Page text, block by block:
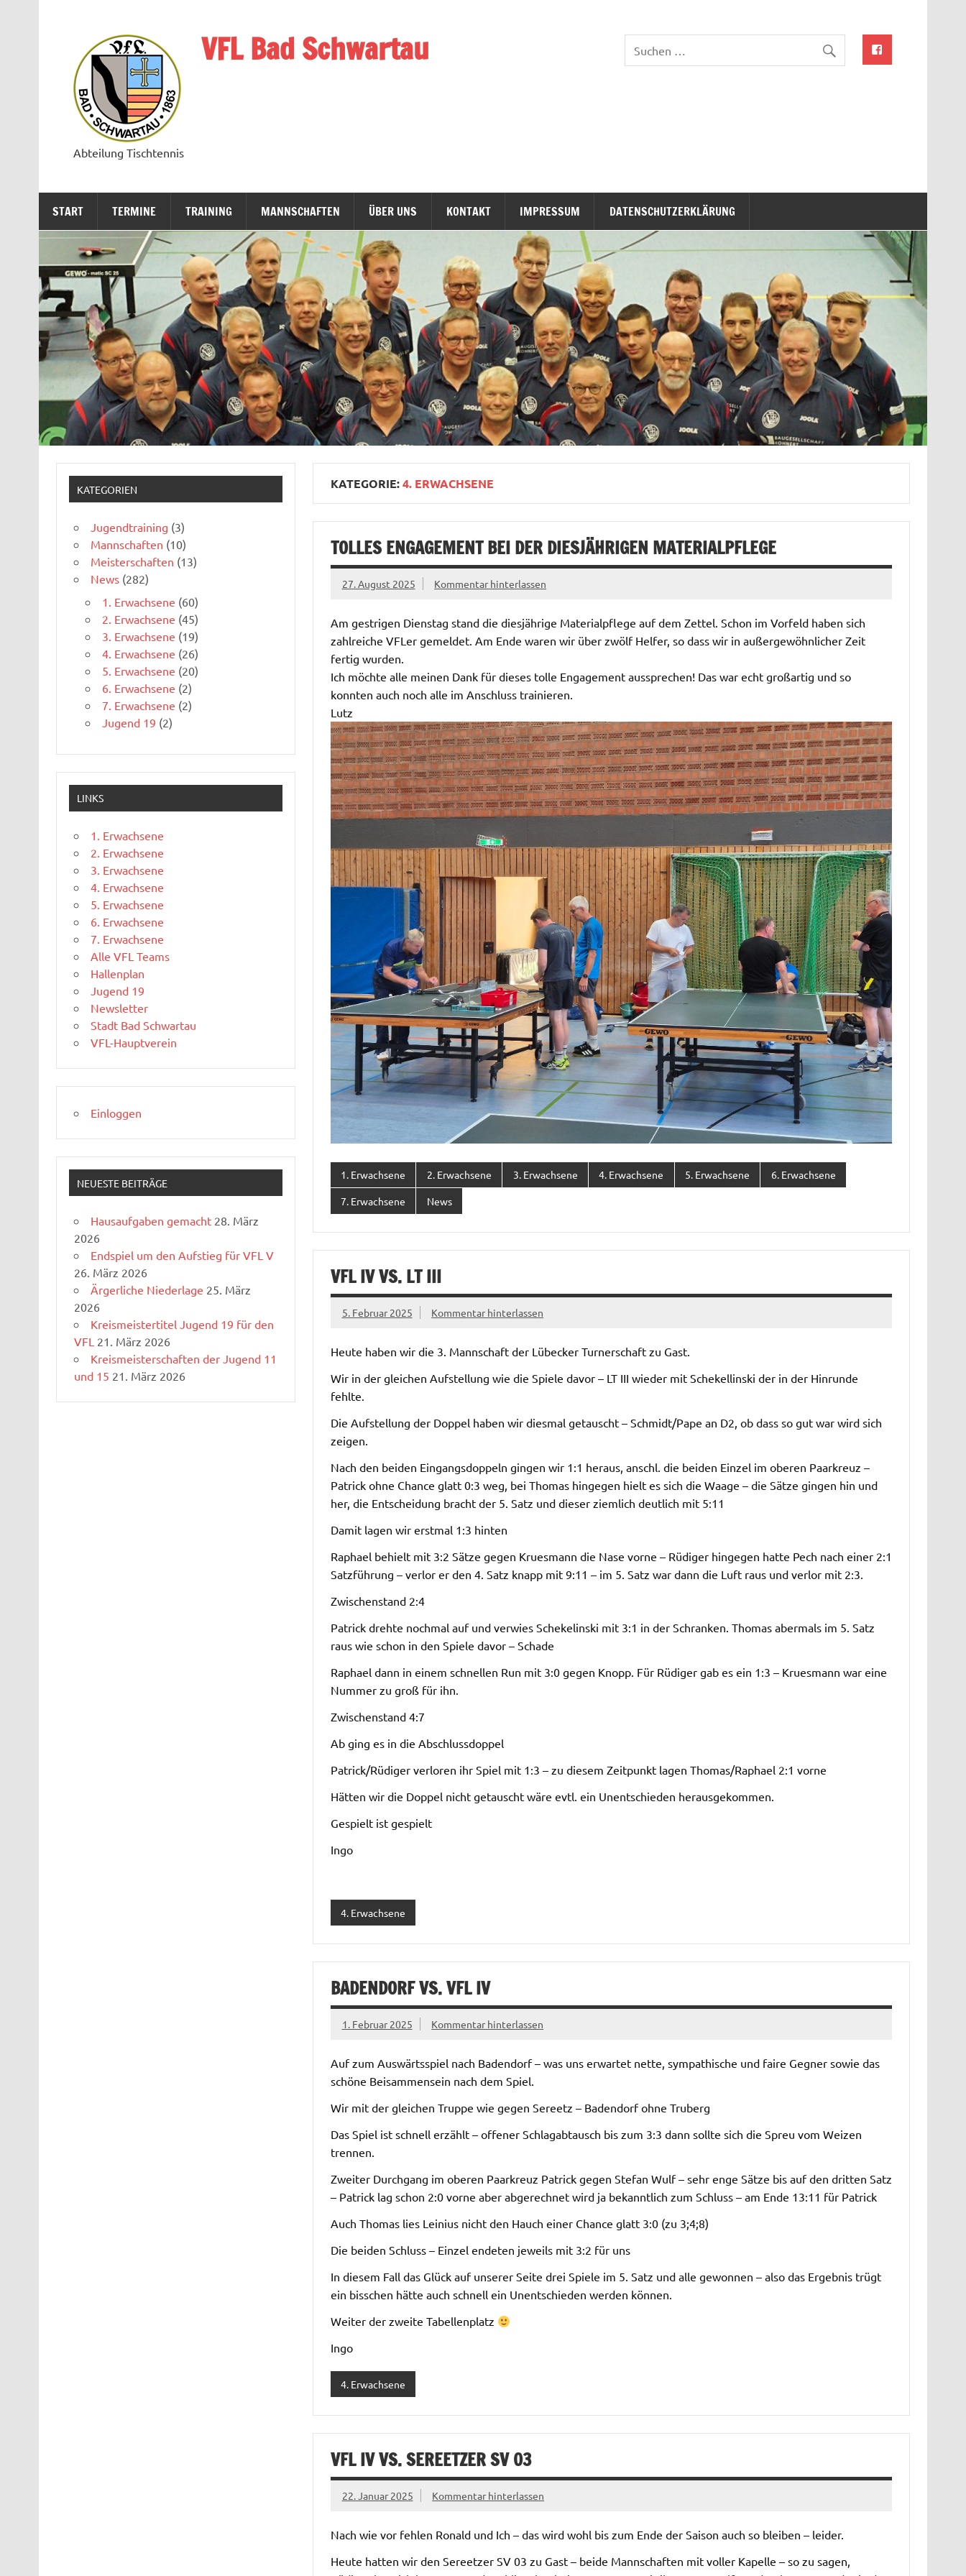
VFL Bad Schwartau
Abteilung Tischtennis
START TERMINE TRAINING MANNSCHAFTEN ÜBER UNS KONTAKT IMPRESSUM DATENSCHUTZERKLÄRUNG
KATEGORIE:4. ERWACHSENE
TOLLES ENGAGEMENT BEI DER DIESJÄHRIGEN MATERIALPFLEGE
27. August 2025 Kommentar hinterlassen
Am gestrigen Dienstag stand die diesjährige Materialpflege auf dem Zettel. Schon im Vorfeld haben sich
zahlreiche VFLer gemeldet. Am Ende waren wir über zwölf Helfer, so dass wir in außergewöhnlicher Zeit
fertig wurden.
Ich möchte alle meinen Dank für dieses tolle Engagement aussprechen! Das war echt großartig und so
konnten auch noch alle im Anschluss trainieren.
Lutz
1. Erwachsene 2. Erwachsene 3. Erwachsene 4. Erwachsene 5. Erwachsene 6. Erwachsene
7. Erwachsene News
VFL IV VS. LT III
5. Februar 2025 Kommentar hinterlassen
Heute haben wir die 3. Mannschaft der Lübecker Turnerschaft zu Gast.
Wir in der gleichen Aufstellung wie die Spiele davor – LT III wieder mit Schekellinski der in der Hinrunde
fehlte.
Die Aufstellung der Doppel haben wir diesmal getauscht – Schmidt/Pape an D2, ob dass so gut war wird sich
zeigen.
Nach den beiden Eingangsdoppeln gingen wir 1:1 heraus, anschl. die beiden Einzel im oberen Paarkreuz –
Patrick ohne Chance glatt 0:3 weg, bei Thomas hingegen hielt es sich die Waage – die Sätze gingen hin und
her, die Entscheidung bracht der 5. Satz und dieser ziemlich deutlich mit 5:11
Damit lagen wir erstmal 1:3 hinten
Raphael behielt mit 3:2 Sätze gegen Kruesmann die Nase vorne – Rüdiger hingegen hatte Pech nach einer 2:1
Satzführung – verlor er den 4. Satz knapp mit 9:11 – im 5. Satz war dann die Luft raus und verlor mit 2:3.
Zwischenstand 2:4
Patrick drehte nochmal auf und verwies Schekelinski mit 3:1 in der Schranken. Thomas abermals im 5. Satz
raus wie schon in den Spiele davor – Schade
Raphael dann in einem schnellen Run mit 3:0 gegen Knopp. Für Rüdiger gab es ein 1:3 – Kruesmann war eine
Nummer zu groß für ihn.
Zwischenstand 4:7
Ab ging es in die Abschlussdoppel
Patrick/Rüdiger verloren ihr Spiel mit 1:3 – zu diesem Zeitpunkt lagen Thomas/Raphael 2:1 vorne
Hätten wir die Doppel nicht getauscht wäre evtl. ein Unentschieden herausgekommen.
Gespielt ist gespielt
Ingo
4. Erwachsene
BADENDORF VS. VFL IV
1. Februar 2025 Kommentar hinterlassen
Auf zum Auswärtsspiel nach Badendorf – was uns erwartet nette, sympathische und faire Gegner sowie das
schöne Beisammensein nach dem Spiel.
Wir mit der gleichen Truppe wie gegen Sereetz – Badendorf ohne Truberg
Das Spiel ist schnell erzählt – offener Schlagabtausch bis zum 3:3 dann sollte sich die Spreu vom Weizen
trennen.
Zweiter Durchgang im oberen Paarkreuz Patrick gegen Stefan Wulf – sehr enge Sätze bis auf den dritten Satz
– Patrick lag schon 2:0 vorne aber abgerechnet wird ja bekanntlich zum Schluss – am Ende 13:11 für Patrick
Auch Thomas lies Leinius nicht den Hauch einer Chance glatt 3:0 (zu 3;4;8)
Die beiden Schluss – Einzel endeten jeweils mit 3:2 für uns
In diesem Fall das Glück auf unserer Seite drei Spiele im 5. Satz und alle gewonnen – also das Ergebnis trügt
ein bisschen hätte auch schnell ein Unentschieden werden können.
Weiter der zweite Tabellenplatz
Ingo
4. Erwachsene
VFL IV VS. SEREETZER SV 03
22. Januar 2025 Kommentar hinterlassen
Nach wie vor fehlen Ronald und Ich – das wird wohl bis zum Ende der Saison auch so bleiben – leider.
Heute hatten wir den Sereetzer SV 03 zu Gast – beide Mannschaften mit voller Kapelle – so zu sagen,
KATEGORIEN
Jugendtraining (3)
Mannschaften (10)
Meisterschaften (13)
News(282)
1. Erwachsene (60)
2. Erwachsene (45)
3. Erwachsene (19)
4. Erwachsene (26)
5. Erwachsene (20)
6. Erwachsene (2)
7. Erwachsene (2)
Jugend 19 (2)
LINKS
1. Erwachsene
2. Erwachsene
3. Erwachsene
4. Erwachsene
5. Erwachsene
6. Erwachsene
7. Erwachsene
Alle VFL Teams
Hallenplan
Jugend 19
Newsletter
Stadt Bad Schwartau
VFL-Hauptverein
Einloggen
NEUESTE BEITRÄGE
Hausaufgaben gemacht 28. März
2026
Endspiel um den Aufstieg für VFL V
26. März 2026
Ärgerliche Niederlage 25. März
2026
Kreismeistertitel Jugend 19 für den
VFL 21. März 2026
Kreismeisterschaften der Jugend 11
und 15 21. März 2026